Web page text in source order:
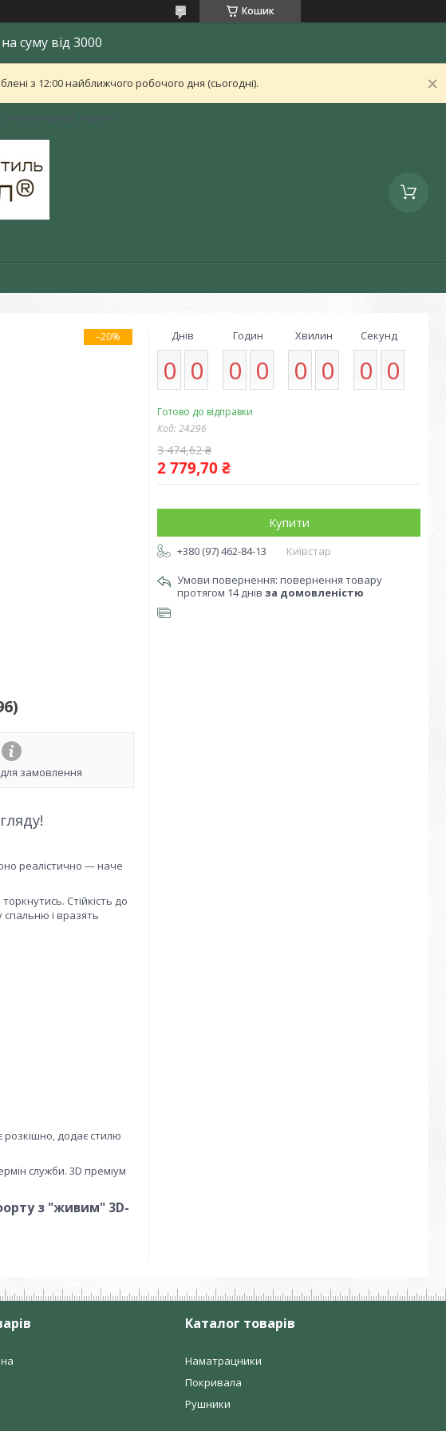
Кошик
суму від 3000
з 12:00 найближчого робочого дня (сьогодні).
–20%
замовлення
реалістично — наче
Стійкість до
спальню і вразять
розкішно, додає стилю
служби. 3D преміум
з "живим" 3D-
Днів
0 0
Годин
0 0
Хвилин
0 0
Секунд
0 0
Готово до відправки
Код:24296
3 474,62 ₴
2 779,70 ₴
Купити
+380 (97) 462-84-13
Київстар
повернення товару
протягом 14 днів за домовленістю
Каталог товарів
Наматрацники
Покривала
Рушники